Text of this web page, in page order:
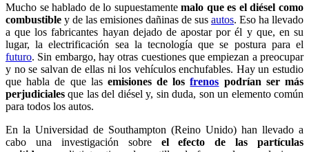
Mucho se hablado de lo supuestamentemalo que es el diésel como
combustible y de las emisiones dañinas de sus autos. Eso ha llevado
a que los fabricantes hayan dejado de apostar por él y que, en su
lugar, la electrificación sea la tecnología que se postura para el
futuro. Sin embargo, hay otras cuestiones que empiezan a preocupar
y no se salvan de ellas ni los vehículos enchufables. Hay un estudio
que habla de que las emisiones de losfrenos podrían ser más
perjudiciales que las del diésel y, sin duda, son un elemento común
para todos los autos.
En la Universidad de Southampton (Reino Unido) han llevado a
cabo una investigación sobre el efecto de las partículas